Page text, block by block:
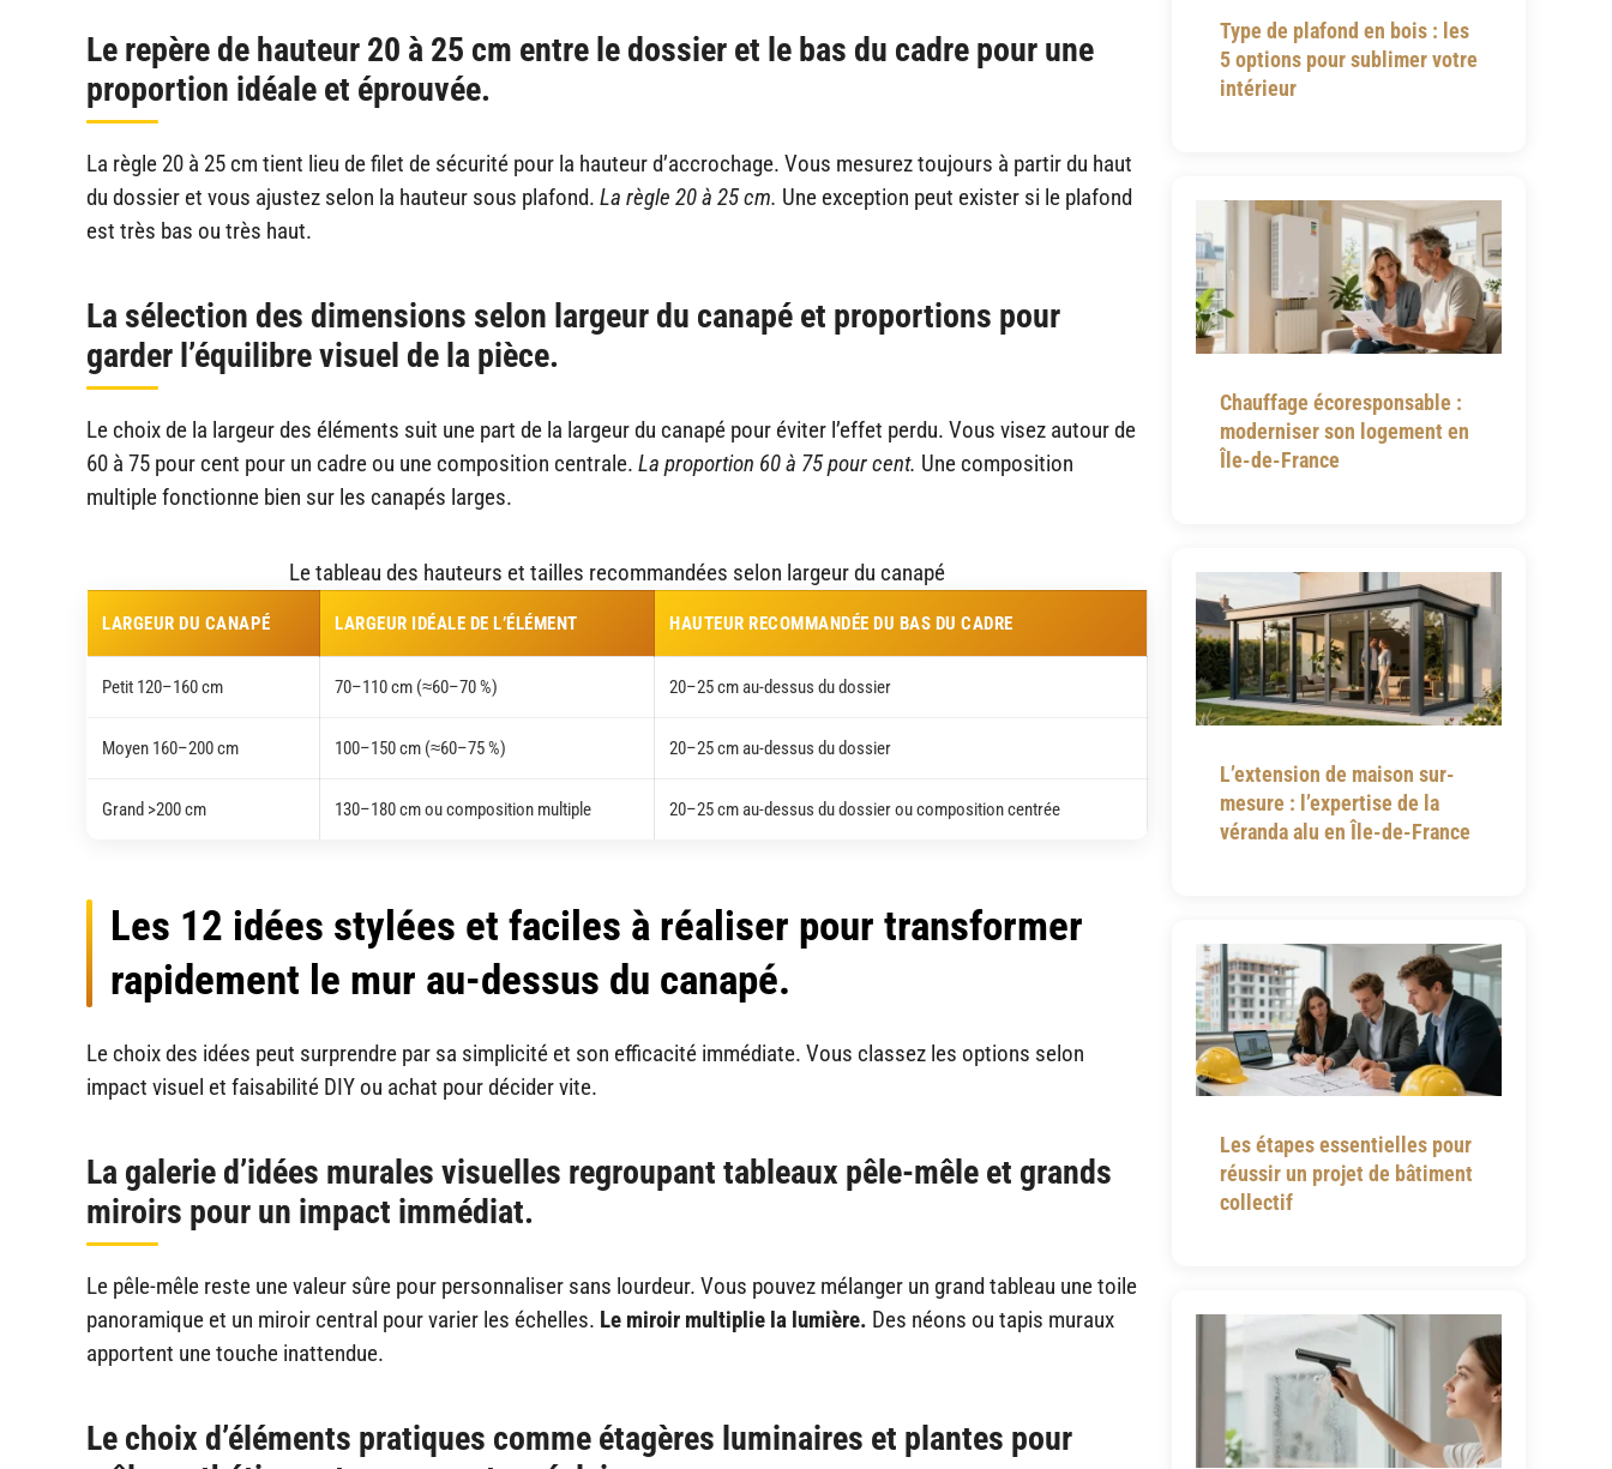
Le repère de hauteur 20 à 25 cm entre le dossier et le bas du cadre pour une
proportion idéale et éprouvée.
La règle 20 à 25 cm tient lieu de filet de sécurité pour la hauteur d’accrochage. Vous mesurez toujours à partir du haut
du dossier et vous ajustez selon la hauteur sous plafond. La règle 20 à 25 cm. Une exception peut exister si le plafond
est très bas ou très haut.
La sélection des dimensions selon largeur du canapé et proportions pour
garder l’équilibre visuel de la pièce.
Le choix de la largeur des éléments suit une part de la largeur du canapé pour éviter l’effet perdu. Vous visez autour de
60 à 75 pour cent pour un cadre ou une composition centrale. La proportion 60 à 75 pour cent. Une composition
multiple fonctionne bien sur les canapés larges.
Le tableau des hauteurs et tailles recommandées selon largeur du canapé
LARGEUR DU CANAPÉ LARGEUR IDÉALE DE L’ÉLÉMENT HAUTEUR RECOMMANDÉE DU BAS DU CADRE
Petit 120–160 cm 70–110 cm (≈60–70 %) 20–25 cm au-dessus du dossier
Moyen 160–200 cm 100–150 cm (≈60–75 %) 20–25 cm au-dessus du dossier
Grand >200 cm 130–180 cm ou composition multiple 20–25 cm au-dessus du dossier ou composition centrée
Les 12 idées stylées et faciles à réaliser pour transformer
rapidement le mur au-dessus du canapé.
Le choix des idées peut surprendre par sa simplicité et son efficacité immédiate. Vous classez les options selon
impact visuel et faisabilité DIY ou achat pour décider vite.
La galerie d’idées murales visuelles regroupant tableaux pêle-mêle et grands
miroirs pour un impact immédiat.
Le pêle-mêle reste une valeur sûre pour personnaliser sans lourdeur. Vous pouvez mélanger un grand tableau une toile
panoramique et un miroir central pour varier les échelles. Le miroir multiplie la lumière. Des néons ou tapis muraux
apportent une touche inattendue.
Le choix d’éléments pratiques comme étagères luminaires et plantes pour
Type de plafond en bois : les
5 options pour sublimer votre
intérieur
Chauffage écoresponsable :
moderniser son logement en
Île-de-France
L’extension de maison sur-
mesure : l’expertise de la
véranda alu en Île-de-France
Les étapes essentielles pour
réussir un projet de bâtiment
collectif